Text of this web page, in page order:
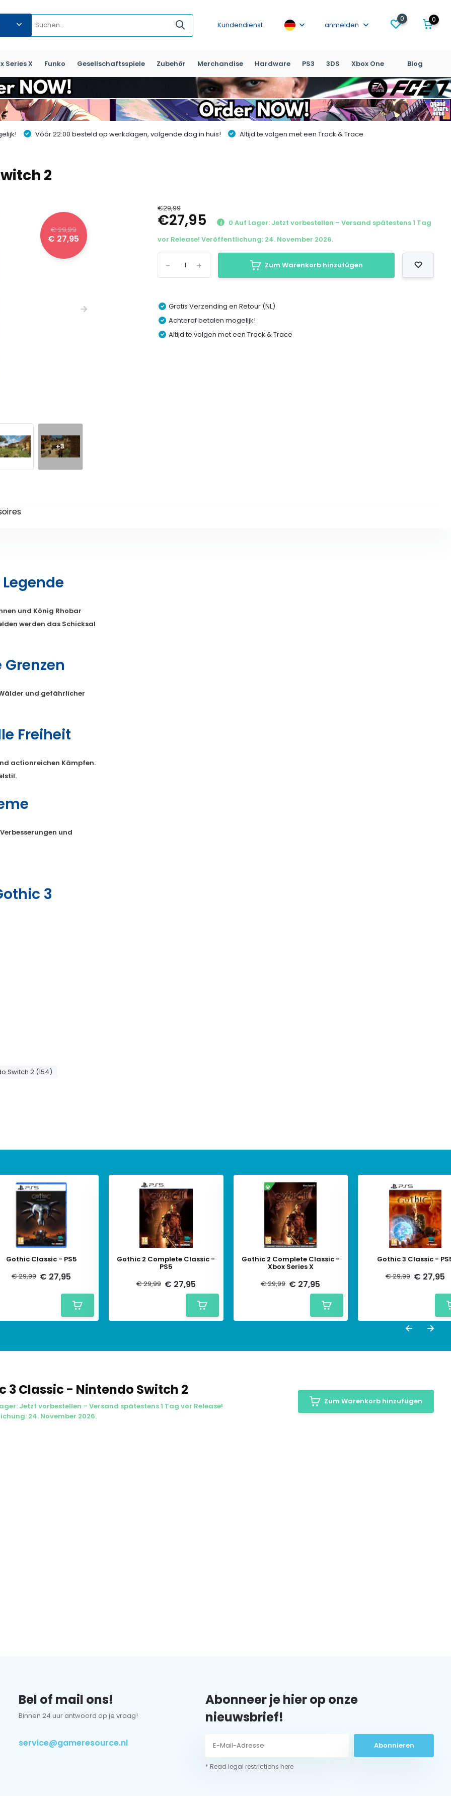
Kundendienst anmelden
0 0
Series X Funko Gesellschaftsspiele Zubehör Merchandise Hardware PS3 3DS Xbox One Blog
Vóór 22:00 besteld op werkdagen, volgende dag in huis!
Altijd te volgen met een Track & Trace
2
€ 29,99
€ 27,95
+3
€29,99
€27,95
0 Auf Lager: Jetzt vorbestellen – Versand spätestens 1 Tag
vor Release! Veröffentlichung: 24. November 2026.
+
- Zum Warenkorb hinzufügen
Gratis Verzending en Retour (NL)
Achteraf betalen mogelijk!
Altijd te volgen met een Track & Trace
und König Rhobar
werden das Schicksal
und gefährlicher
Freiheit
actionreichen Kämpfen.
und
3
Switch 2 (154)
Gothic Classic - PS5
€ 29,99 € 27,95
Gothic 2 Complete Classic -
PS5
€ 29,99 € 27,95
Gothic 2 Complete Classic -
Xbox Series X
€ 29,99 € 27,95
Gothic 3 Classic -
€ 29,99 € 27,95
3 Classic - Nintendo Switch 2
Jetzt vorbestellen – Versand spätestens 1 Tag vor Release!
24. November 2026.
Zum Warenkorb hinzufügen
Bel of mail ons!
Binnen 24 uur antwoord op je vraag!
service@gameresource.nl
Abonneer je hier op onze
nieuwsbrief!
Abonnieren
* Read legal restrictions here